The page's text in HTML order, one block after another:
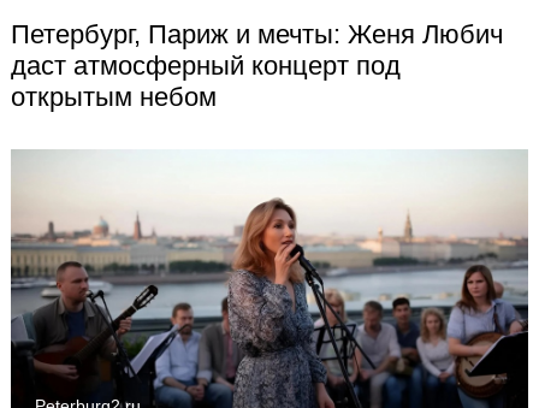
Петербург, Париж и мечты: Женя Любич
даст атмосферный концерт под
открытым небом